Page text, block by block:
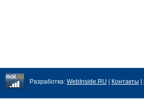
Разработка: WebInside.RU Контакты